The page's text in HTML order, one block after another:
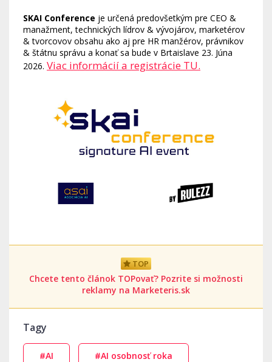
SKAI Conference je určená predovšetkým pre CEO &
manažment, technických lídrov & vývojárov, marketérov
& tvorcovov obsahu ako aj pre HR manžérov, právnikov
& štátnu správu a konať sa bude v Brtaislave 23. Júna
2026. Viac informácií a registrácie TU.
TOP
Chcete tento článok TOPovať? Pozrite si možnosti
reklamy na Marketeris.sk
Tagy
#AI #AI osobnosť roka